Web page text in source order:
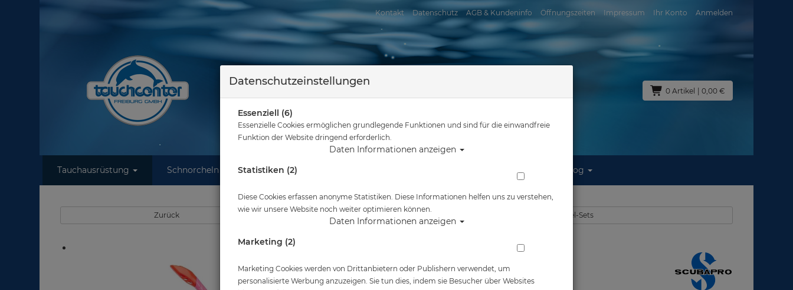
Kontakt Datenschutz AGB & Kundeninfo Öffnungszeiten Impressum Ihr Konto Anmelden
0 Artikel | 0,00 €
Tauchausrüstung Schnorcheln Wassersport Reisen Blog
Sie sind hier Tauchausrüstung Scubapro Spider Combo Kids - Pink
Zurück Alle Artikel zeigen aus: Maske & Schorchel-Sets
Scubapro Spider Combo Kids - Pink
Artikelnr.: scu-24301700
Datenschutzeinstellungen
Essenziell (6)
Essenzielle Cookies ermöglichen grundlegende Funktionen und sind für die einwandfreie
Funktion der Website dringend erforderlich.
Daten Informationen anzeigen
Statistiken (2)
Diese Cookies erfassen anonyme Statistiken. Diese Informationen helfen uns zu verstehen,
wie wir unsere Website noch weiter optimieren können.
Daten Informationen anzeigen
Marketing (2)
Marketing Cookies werden von Drittanbietern oder Publishern verwendet, um
personalisierte Werbung anzuzeigen. Sie tun dies, indem sie Besucher über Websites